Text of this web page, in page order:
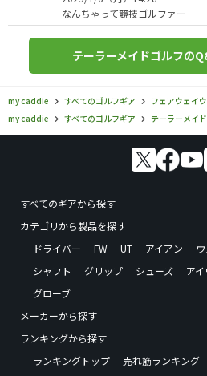
なんちゃって競技ゴルファー
テーラーメイドゴルフの
my caddie すべてのゴルフギア フェアウェイ
my caddie
すべてのゴルフギア テーラーメイ
すべてのギアから探す
カテゴリから製品を探す
ドライバー
FW UT アイアン
シャフト
グリップ シューズ ア
グローブ
メーカーから探す
ランキングから探す
ランキングトップ
売れ筋ランキング